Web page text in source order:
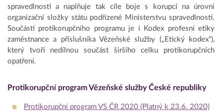
spravedlnosti a naplňuje tak cíle boje s korupcí na úrovni
organizační složky státu podřízené Ministerstvu spravedlnosti.
Součástí protikorupčního programu je i Kodex profesní etiky
zaměstnance a příslušníka Vězeňské služby („Etický kodex“),
který tvoří nedílnou součást širšího celku protikorupčních
opatření.
Protikorupční program Vězeňské služby České republiky
Protikorupční program VS ČR 2020 (Platný k 23.6. 2020)